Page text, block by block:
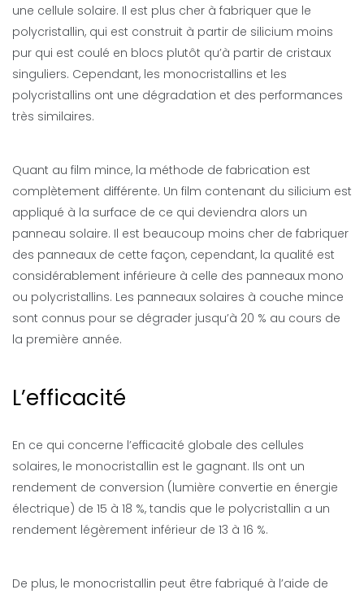
une cellule solaire. Il est plus cher à fabriquer que le
polycristallin, qui est construit à partir de silicium moins
pur qui est coulé en blocs plutôt qu’à partir de cristaux
singuliers. Cependant, les monocristallins et les
polycristallins ont une dégradation et des performances
très similaires.
Quant au film mince, la méthode de fabrication est
complètement différente. Un film contenant du silicium est
appliqué à la surface de ce qui deviendra alors un
panneau solaire. Il est beaucoup moins cher de fabriquer
des panneaux de cette façon, cependant, la qualité est
considérablement inférieure à celle des panneaux mono
ou polycristallins. Les panneaux solaires à couche mince
sont connus pour se dégrader jusqu’à 20 % au cours de
la première année.
L’efficacité
En ce qui concerne l’efficacité globale des cellules
solaires, le monocristallin est le gagnant. Ils ont un
rendement de conversion (lumière convertie en énergie
électrique) de 15 à 18 %, tandis que le polycristallin a un
rendement légèrement inférieur de 13 à 16 %.
De plus, le monocristallin peut être fabriqué à l’aide de